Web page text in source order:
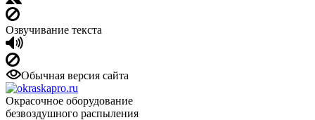
Озвучивание текста
Обычная версия сайта
Окрасочное оборудование
безвоздушного распыления